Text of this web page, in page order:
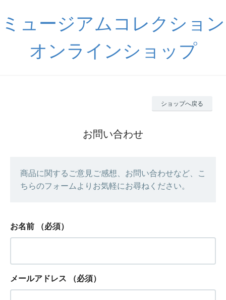
ミュージアムコレクション
オンラインショップ
ショップへ戻る
お問い合わせ
商品に関するご意見ご感想、お問い合わせなど、こ
ちらのフォームよりお気軽にお尋ねください。
お名前 （必須）
メールアドレス （必須）